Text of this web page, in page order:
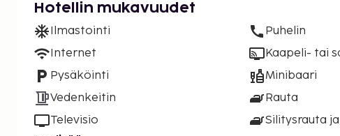
Hotellin mukavuudet
Ilmastointi
Internet
Pysäköinti
Vedenkeitin
Televisio
Puhelin
Kaapeli- tai
Minibaari
Rauta
Silitysrauta